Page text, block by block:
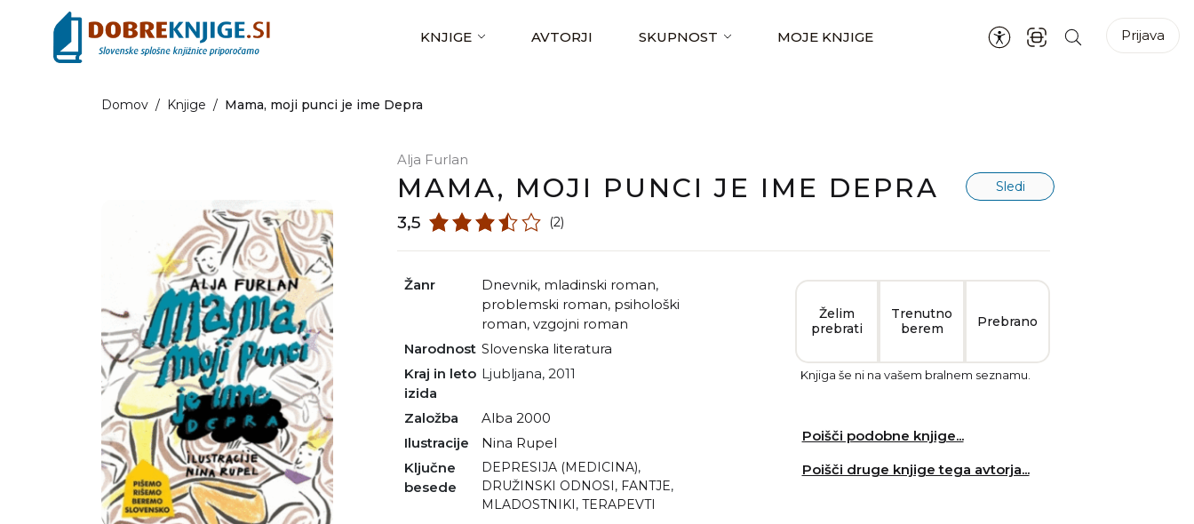
KNJIGE AVTORJI SKUPNOST MOJE KNJIGE Prijava
Domov / Knjige / Mama, moji punci je ime Depra
Alja Furlan
MAMA, MOJI PUNCI JE IME DEPRA Sledi
3,5 (2)
Žanr dnevnik, mladinski roman,
problemski roman, psihološki
roman, vzgojni roman
Narodnost
slovenska literatura
Kraj in leto
izida
Ljubljana, 2011
Založba
Alba 2000
Ilustracije
Nina Rupel
Ključne
besede
DEPRESIJA (MEDICINA),
DRUŽINSKI ODNOSI, FANTJE,
MLADOSTNIKI, TERAPEVTI
Želim
prebrati
Trenutno
berem
Prebrano
Knjiga še ni na vašem bralnem seznamu.
Poišči podobne knjige...
Poišči druge knjige tega avtorja...